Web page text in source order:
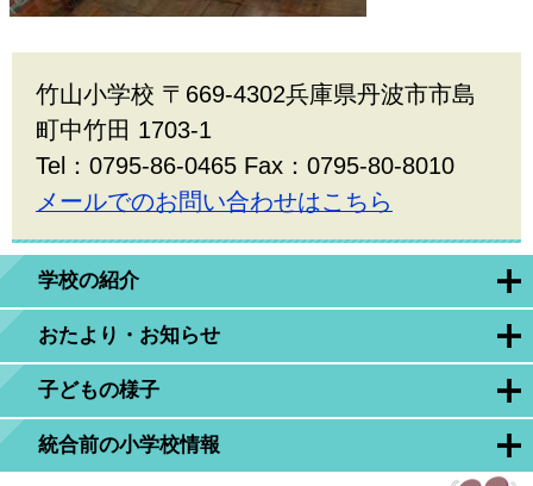
学校の紹介
おたより・お知らせ
子どもの様子
統合前の小学校情報
竹山小学校 〒669-4302兵庫県丹波市市島
町中竹田 1703-1
Tel：0795-86-0465 Fax：0795-80-8010
メールでのお問い合わせはこちら